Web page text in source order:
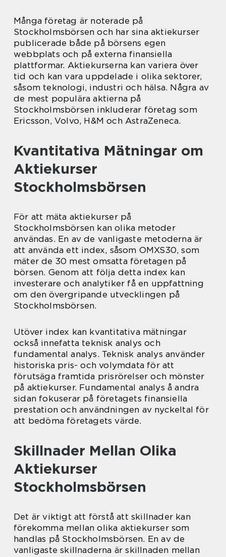
Många företag är noterade på
Stockholmsbörsen och har sina aktiekurser
publicerade både på börsens egen
webbplats och på externa finansiella
plattformar. Aktiekurserna kan variera över
tid och kan vara uppdelade i olika sektorer,
såsom teknologi, industri och hälsa. Några av
de mest populära aktierna på
Stockholmsbörsen inkluderar företag som
Ericsson, Volvo, H&M och AstraZeneca.
Kvantitativa Mätningar om
Aktiekurser
Stockholmsbörsen
För att mäta aktiekurser på
Stockholmsbörsen kan olika metoder
användas. En av de vanligaste metoderna är
att använda ett index, såsom OMXS30, som
mäter de 30 mest omsatta företagen på
börsen. Genom att följa detta index kan
investerare och analytiker få en uppfattning
om den övergripande utvecklingen på
Stockholmsbörsen.
Utöver index kan kvantitativa mätningar
också innefatta teknisk analys och
fundamental analys. Teknisk analys använder
historiska pris- och volymdata för att
förutsäga framtida prisrörelser och mönster
på aktiekurser. Fundamental analys å andra
sidan fokuserar på företagets finansiella
prestation och användningen av nyckeltal för
att bedöma företagets värde.
Skillnader Mellan Olika
Aktiekurser
Stockholmsbörsen
Det är viktigt att förstå att skillnader kan
förekomma mellan olika aktiekurser som
handlas på Stockholmsbörsen. En av de
vanligaste skillnaderna är skillnaden mellan